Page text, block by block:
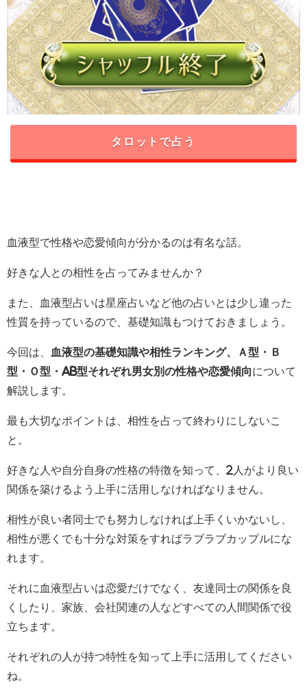
タロットで占う
血液型で性格や恋愛傾向が分かるのは有名な話。
好きな人との相性を占ってみませんか？
また、血液型占いは星座占いなど他の占いとは少し違った
性質を持っているので、基礎知識もつけておきましょう。
今回は、
血液型の基礎知識や相性ランキング、Ａ型・Ｂ
型・Ｏ型・AB型それぞれ男女別の性格や恋愛傾向について
解説します。
最も大切なポイントは、相性を占って終わりにしないこ
と。
好きな人や自分自身の性格の特徴を知って、2人がより良い
関係を築けるよう上手に活用しなければなりません。
相性が良い者同士でも努力しなければ上手くいかないし、
相性が悪くでも十分な対策をすればラブラブカップルにな
れます。
それに血液型占いは恋愛だけでなく、友達同士の関係を良
くしたり、家族、会社関連の人などすべての人間関係で役
立ちます。
それぞれの人が持つ特性を知って上手に活用してください
ね。